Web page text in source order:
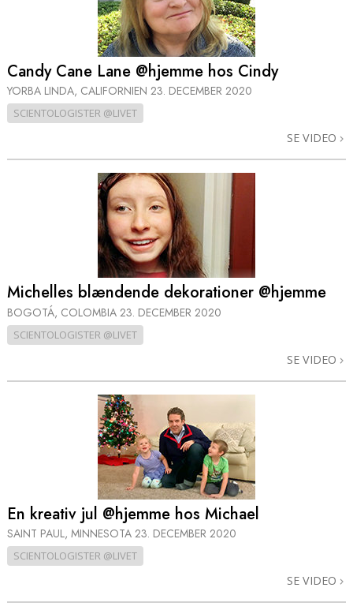
Candy Cane Lane @hjemme hos Cindy
YORBA LINDA, CALIFORNIEN 23. DECEMBER 2020
SCIENTOLOGISTER @LIVET
SE VIDEO
Michelles blændende dekorationer @hjemme
BOGOTÁ, COLOMBIA 23. DECEMBER 2020
SCIENTOLOGISTER @LIVET
SE VIDEO
En kreativ jul @hjemme hos Michael
SAINT PAUL, MINNESOTA 23. DECEMBER 2020
SCIENTOLOGISTER @LIVET
SE VIDEO